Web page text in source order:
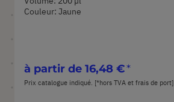
Couleur: Jaune
à partir de 16,48 €
Prix catalogue indiqué. [*hors TVA et frais de port]